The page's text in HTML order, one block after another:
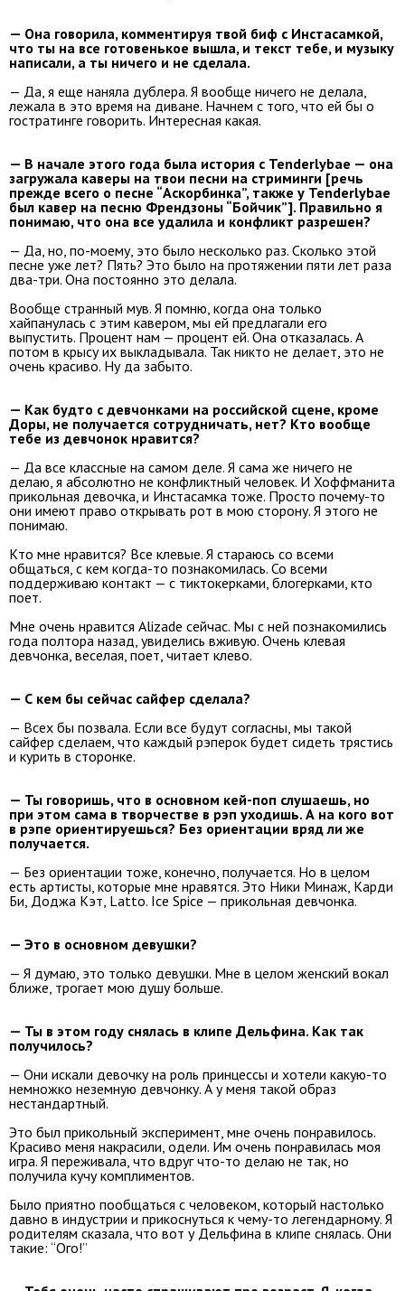
— Она говорила, комментируя твой биф с Инстасамкой,
что ты на все готовенькое вышла, и текст тебе, и музыку
написали, а ты ничего и не сделала.
— Да, я еще наняла дублера. Я вообще ничего не делала,
лежала в это время на диване. Начнем с того, что ей бы о
гостратинге говорить. Интересная какая.
— В начале этого года была история с Tenderlybae — она
загружала каверы на твои песни на стриминги [речь
прежде всего о песне “Аскорбинка”, также у Tenderlybae
был кавер на песню Френдзоны “Бойчик”]. Правильно я
понимаю, что она все удалила и конфликт разрешен?
— Да, но, по-моему, это было несколько раз. Сколько этой
песне уже лет? Пять? Это было на протяжении пяти лет раза
два-три. Она постоянно это делала.
Вообще странный мув. Я помню, когда она только
хайпанулась с этим кавером, мы ей предлагали его
выпустить. Процент нам — процент ей. Она отказалась. А
потом в крысу их выкладывала. Так никто не делает, это не
очень красиво. Ну да забыто.
— Как будто с девчонками на российской сцене, кроме
Доры, не получается сотрудничать, нет? Кто вообще
тебе из девчонок нравится?
— Да все классные на самом деле. Я сама же ничего не
делаю, я абсолютно не конфликтный человек. И Хоффманита
прикольная девочка, и Инстасамка тоже. Просто почему-то
они имеют право открывать рот в мою сторону. Я этого не
понимаю.
Кто мне нравится? Все клевые. Я стараюсь со всеми
общаться, с кем когда-то познакомилась. Со всеми
поддерживаю контакт — с тиктокерками, блогерками, кто
поет.
Мне очень нравится Alizade сейчас. Мы с ней познакомились
года полтора назад, увиделись вживую. Очень клевая
девчонка, веселая, поет, читает клево.
— С кем бы сейчас сайфер сделала?
— Всех бы позвала. Если все будут согласны, мы такой
сайфер сделаем, что каждый рэперок будет сидеть трястись
и курить в сторонке.
— Ты говоришь, что в основном кей-поп слушаешь, но
при этом сама в творчестве в рэп уходишь. А на кого вот
в рэпе ориентируешься? Без ориентации вряд ли же
получается.
— Без ориентации тоже, конечно, получается. Но в целом
есть артисты, которые мне нравятся. Это Ники Минаж, Карди
Би, Доджа Кэт, Latto. Ice Spice — прикольная девчонка.
— Это в основном девушки?
— Я думаю, это только девушки. Мне в целом женский вокал
ближе, трогает мою душу больше.
— Ты в этом году снялась в клипе Дельфина. Как так
получилось?
— Они искали девочку на роль принцессы и хотели какую-то
немножко неземную девчонку. А у меня такой образ
нестандартный.
Это был прикольный эксперимент, мне очень понравилось.
Красиво меня накрасили, одели. Им очень понравилась моя
игра. Я переживала, что вдруг что-то делаю не так, но
получила кучу комплиментов.
Было приятно пообщаться с человеком, который настолько
давно в индустрии и прикоснуться к чему-то легендарному. Я
родителям сказала, что вот у Дельфина в клипе снялась. Они
такие: “Ого!”